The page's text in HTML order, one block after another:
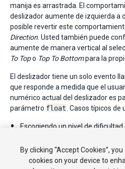
manija es arrastrada. El
deslizador aumente de izquierda a
posible revertir este
Direction . Usted también puede
aumente de manera vertical al
To Topo Top To Bottompara la
El deslizador tiene un solo evento
que responde a medida que el
numérico actual del deslizador es
parámetro float . Casos típicos de
Escogiendo un nivel de dificultad
Configurando una distancia,
By clicking “Accept Cookies”,
cookies on your device to